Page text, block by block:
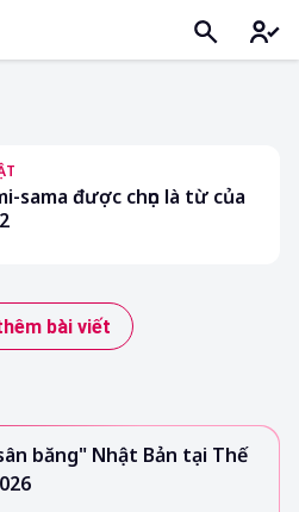
sama được chọn là từ của
bài viết
băng" Nhật Bản tại Thế